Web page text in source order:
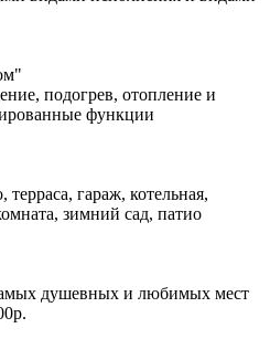
подогрев, отопление и
функции
гараж, котельная,
зимний сад, патио
душевных и любимых мест